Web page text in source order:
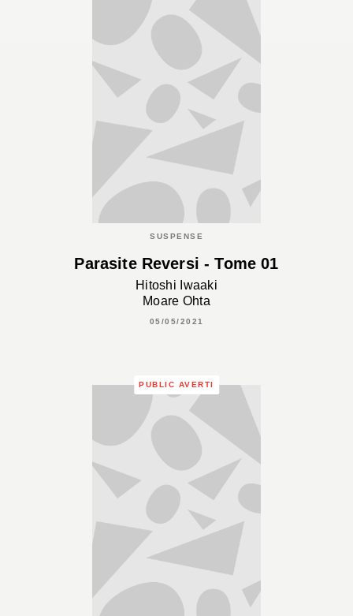
SUSPENSE
Parasite Reversi - Tome 01
Hitoshi Iwaaki
Moare Ohta
05/05/2021
PUBLIC AVERTI